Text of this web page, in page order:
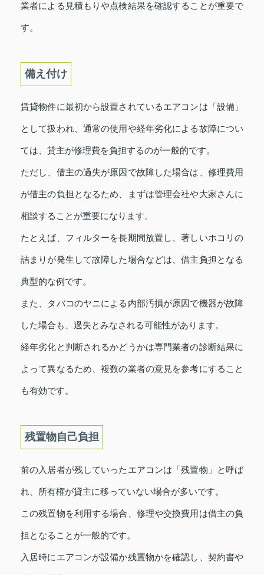
業者による見積もりや点検結果を確認することが重要で
す。
備え付け
賃貸物件に最初から設置されているエアコンは「設備」
として扱われ、通常の使用や経年劣化による故障につい
ては、貸主が修理費を負担するのが一般的です。
ただし、借主の過失が原因で故障した場合は、修理費用
が借主の負担となるため、まずは管理会社や大家さんに
相談することが重要になります。
たとえば、フィルターを長期間放置し、著しいホコリの
詰まりが発生して故障した場合などは、借主負担となる
典型的な例です。
また、タバコのヤニによる内部汚損が原因で機器が故障
した場合も、過失とみなされる可能性があります。
経年劣化と判断されるかどうかは専門業者の診断結果に
よって異なるため、複数の業者の意見を参考にすること
も有効です。
残置物自己負担
前の入居者が残していったエアコンは「残置物」と呼ば
れ、所有権が貸主に移っていない場合が多いです。
この残置物を利用する場合、修理や交換費用は借主の負
担となることが一般的です。
入居時にエアコンが設備か残置物かを確認し、契約書や